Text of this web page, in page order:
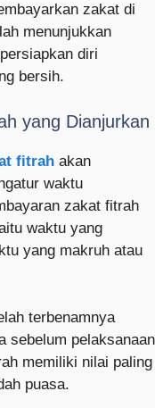
zakat di
menunjukkan
diri
bersih.
yang Dianjurkan
fitrah akan
waktu
zakat fitrah
waktu yang
yang makruh atau
terbenamnya
sebelum pelaksanaan
memiliki nilai paling
puasa.